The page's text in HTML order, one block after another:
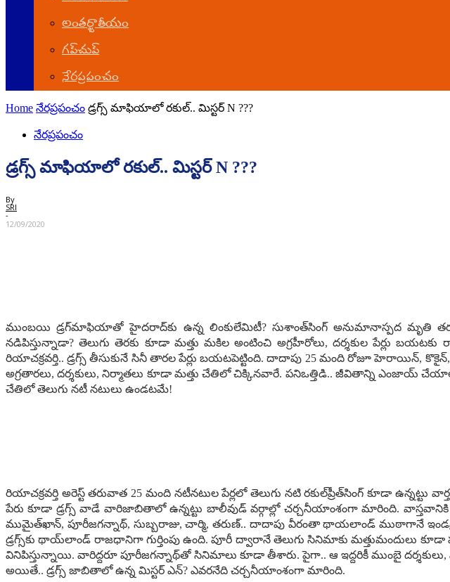
అంతర్జాతీయం
గ‌ప్‌చుప్
నేర‌ప్ర‌పంచం
Home నేర‌ప్ర‌పంచం డ్ర‌గ్స్ మాఫియాలో ర‌కుల్‌.. మిస్ట‌ర్ N ???
నేర‌ప్ర‌పంచం
డ్ర‌గ్స్ మాఫియాలో ర‌కుల్‌.. మిస్ట‌ర్ N ???
By
SRI
-
12/09/2020
ముంబయి డ్ర‌గ్‌మాఫియాతో హైద‌రాద్‌కు ఉన్న లింకులేమిటీ? సుశాంత్‌సింగ్ అనుమానాస్ప‌ద మృతి
న‌డిపిస్తున్నాడా? తెలుగు తెర‌కు కూడా మ‌త్తు మ‌కిల అంటించి అగ్ర‌హీరోలు, ద‌ర్శ‌కుల పేర్లు
రియాచ‌క్ర‌వ‌ర్తి.. డ్ర‌గ్స్ తీసుకునే సినీ తార‌ల పేర్లు బ‌య‌ట‌పెట్టింది. దాదాపు 25 మంది రోజూ హెరాయిన్‌,
అగ్ర‌తార‌లు, ద‌ర్శ‌కులు, నిర్మాత‌లు కూడా మ‌త్తు చేతిలో చిక్కిన‌వారే. ప‌నిఒత్తిడి.. జీవితాన్ని
చేతిలో తెలుగు న‌టీ న‌టులు ఉండ‌ట‌మే!
రియాచ‌క్ర‌వ‌ర్తి అరెస్ట్ త‌రువాత 25 మంది న‌టీన‌టుల పేర్ల‌లో తెలుగు న‌టి రకుల్‌ప్రీత్‌సింగ్ కూడా
పేరు కూడా డ్ర‌గ్స్ వాడే వారిజాబితాలో ఉన్న‌ట్టు బాలీవుడ్ వ‌ర్గాల్లో చ‌ర్చ‌నీయాంశంగా మారింది. వాస్త‌వానికి
ముమైత్‌ఖాన్‌, పూరీజ‌గన్నాథ్‌, సుబ్బ‌రాజు, చార్మి, త‌రుణ్‌.. దాదాపు వీరంతా థాయ‌లాండ్ ముఠాగానే
డ్ర‌గ్స్‌కు థాయ్‌లాండ్ రాజ‌ధానిగా గుర్తింపు ఉంది. పూరీ ద్వారానే తెలుగు సినిమాకు
వినిపిస్తున్నాయి. వారిద్ద‌రూ పూరీజ‌గన్నాథ్‌తో సినిమాలు కూడా తీశారు. పైగా.. ఆ ఇద్ద‌రికీ ముంబై
అయితే.. డ్ర‌గ్స్ జాబితాలో ఉన్న మిస్ట‌ర్ ఎన్‌? ఎవ‌ర‌నేది చ‌ర్చ‌నీయాంశంగా మారింది.